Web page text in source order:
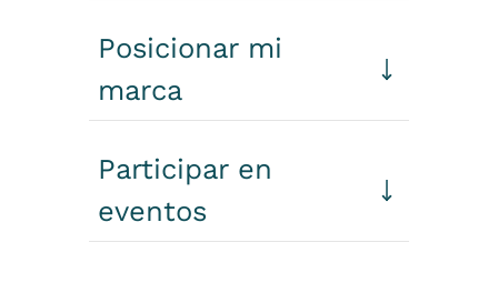
Posicionar mi
marca
Participar en
eventos